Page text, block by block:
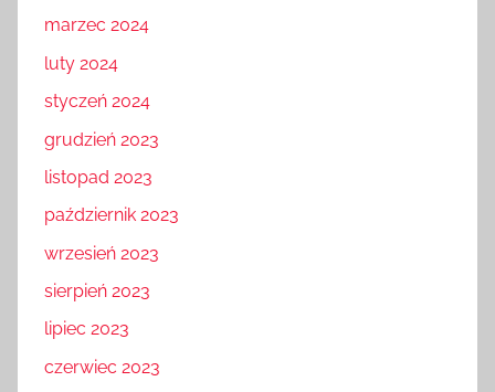
marzec 2024
luty 2024
styczeń 2024
grudzień 2023
listopad 2023
październik 2023
wrzesień 2023
sierpień 2023
lipiec 2023
czerwiec 2023